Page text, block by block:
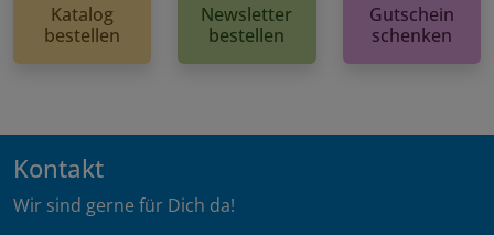
Katalog
bestellen
Newsletter
bestellen
Gutschein
schenken
Kontakt
Wir sind gerne für Dich da!